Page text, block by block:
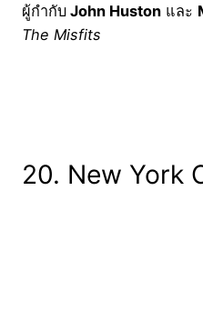
ผู้กำกับ John Huston และ
The Misfits
20. New York